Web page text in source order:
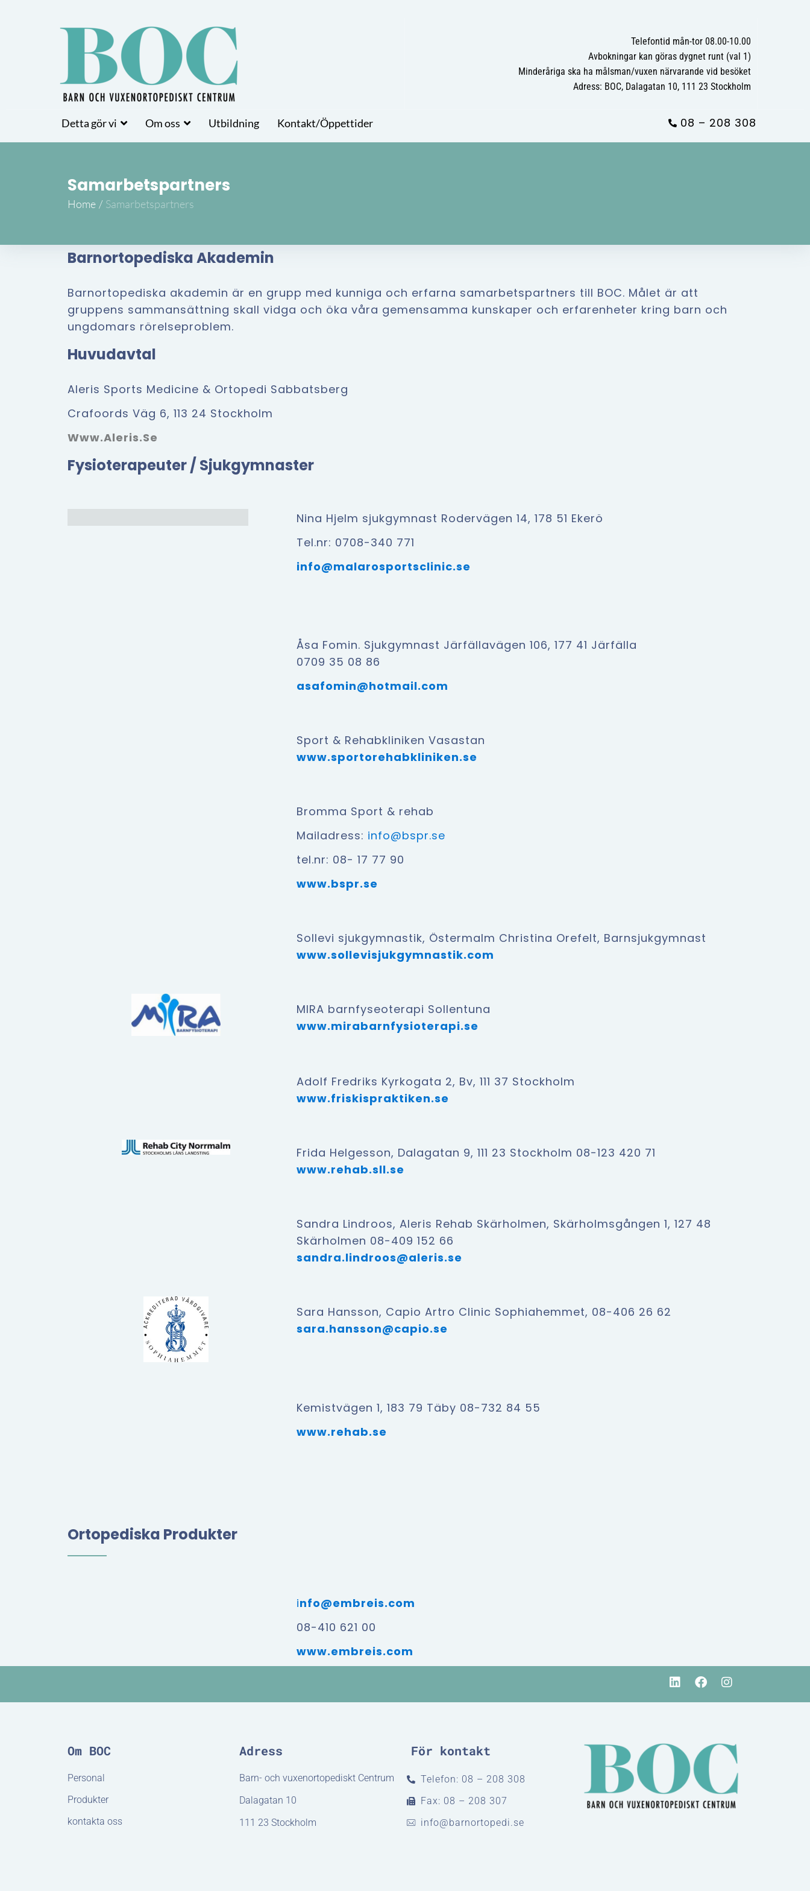
Telefontid mån-tor 08.00-10.00
Avbokningar kan göras dygnet runt (val 1)
Minderåriga ska ha målsman/vuxen närvarande vid besöket
Adress: BOC, Dalagatan 10, 111 23 Stockholm
Detta gör vi Om oss Utbildning Kontakt/Öppettider 08 – 208 308
Samarbetspartners
Home / Samarbetspartners
Barnortopediska Akademin​
Barnortopediska akademin är en grupp med kunniga och erfarna samarbetspartners till BOC. Målet är att
gruppens sammansättning skall vidga och öka våra gemensamma kunskaper och erfarenheter kring barn och
ungdomars rörelseproblem.
Huvudavtal
Aleris Sports Medicine & Ortopedi Sabbatsberg
Crafoords Väg 6, 113 24 Stockholm
Www.aleris.se
Fysioterapeuter / Sjukgymnaster
Nina Hjelm sjukgymnast Rodervägen 14, 178 51 Ekerö
Tel.nr: 0708-340 771
info@malarosportsclinic.se
Åsa Fomin. Sjukgymnast Järfällavägen 106, 177 41 Järfälla
0709 35 08 86
asafomin@hotmail.com
Sport & Rehabkliniken Vasastan
www.sportorehabkliniken.se
Bromma Sport & rehab
Mailadress: info@bspr.se
tel.nr: 08- 17 77 90
www.bspr.se
Sollevi sjukgymnastik, Östermalm Christina Orefelt, Barnsjukgymnast
www.sollevisjukgymnastik.com
MIRA barnfyseoterapi Sollentuna
www.mirabarnfysioterapi.se
Adolf Fredriks Kyrkogata 2, Bv, 111 37 Stockholm
www.friskispraktiken.se
Frida Helgesson, Dalagatan 9, 111 23 Stockholm 08-123 420 71
www.rehab.sll.se
Sandra Lindroos, Aleris Rehab Skärholmen, Skärholmsgången 1, 127 48
Skärholmen 08-409 152 66
sandra.lindroos@aleris.se
Sara Hansson, Capio Artro Clinic Sophiahemmet, 08-406 26 62
sara.hansson@capio.se
Kemistvägen 1, 183 79 Täby 08-732 84 55
www.rehab.se
Ortopediska Produkter
info@embreis.com
08-410 621 00
www.embreis.com
Om BOC
Personal
Produkter
kontakta oss
Adress
Barn- och vuxenortopediskt Centrum
Dalagatan 10
111 23 Stockholm
För kontakt
Telefon: 08 – 208 308
Fax: 08 – 208 307
info@barnortopedi.se